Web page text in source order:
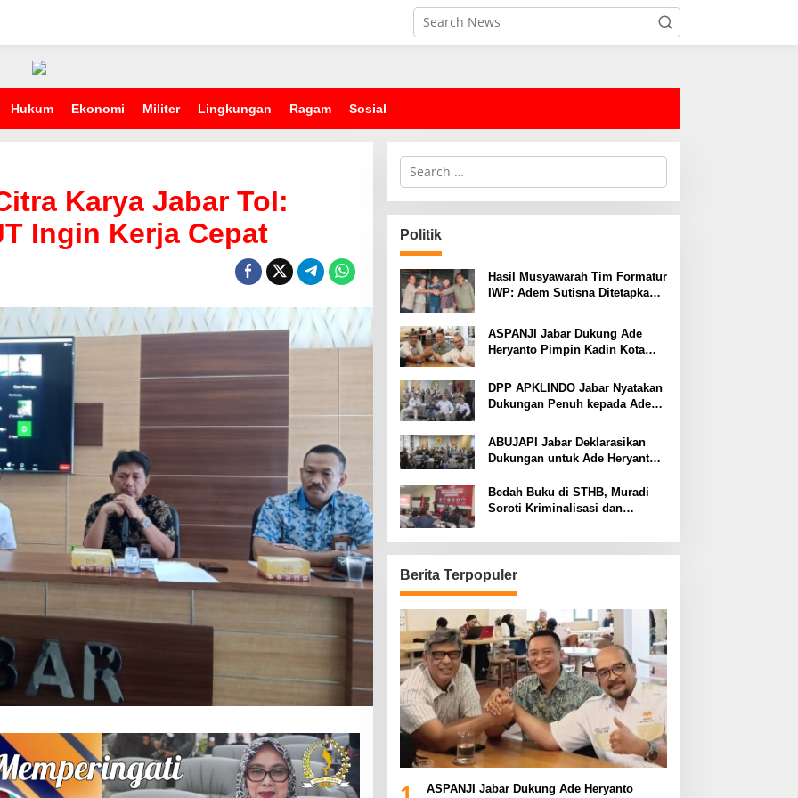
Hukum Ekonomi Militer Lingkungan Ragam Sosial
Karya Jabar Tol:
Ingin Kerja Cepat
S
r
c
h
f
o
r
:
Politik
Hasil Musyawarah Tim Formatur
IWP: Adem Sutisna Ditetapkan
ASPANJI Jabar Dukung Ade
Heryanto Pimpin Kadin Kota
DPP APKLINDO Jabar Nyatakan
Dukungan Penuh kepada Ade
Bandung
ABUJAPI Jabar Deklarasikan
Dukungan untuk Ade Heryanto
Bedah Buku di STHB, Muradi
Soroti Kriminalisasi dan
Penegakan Hukum
Berita Terpopuler
ASPANJI Jabar Dukung Ade Heryanto